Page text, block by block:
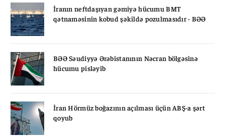
İranın neftdaşıyan gəmiyə hücumu BMT
qətnaməsinin kobud şəkildə pozulmasıdır - BƏƏ
BƏƏ Səudiyyə Ərəbistanının Nəcran bölgəsinə
hücumu pisləyib
İran Hörmüz boğazının açılması üçün ABŞ-a şərt
qoyub